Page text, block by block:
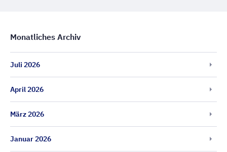
Monatliches Archiv
Juli 2026
April 2026
März 2026
Januar 2026